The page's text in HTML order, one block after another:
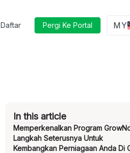
Daftar Pergi Ke Portal MY
In this article
Memperkenalkan Program
Langkah Seterusnya Untuk
Kembangkan Perniagaan Anda Di